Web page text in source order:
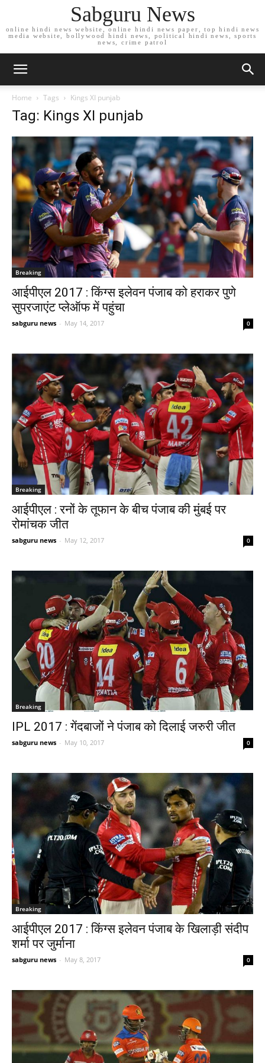
Sabguru News
online hindi news website, online hindi news paper, top hindi news
media website, bollywood hindi news, political hindi news, sports
news, crime patrol
Home Tags Kings XI punjab
Tag: Kings XI punjab
Breaking
आईपीएल 2017 : किंग्स इलेवन पंजाब को हराकर पुणे
सुपरजाएंट प्लेऑफ में पहुंचा
sabguru news - May 14, 2017 0
Breaking
आईपीएल : रनों के तूफान के बीच पंजाब की मुंबई पर
रोमांचक जीत
sabguru news - May 12, 2017 0
Breaking
IPL 2017 : गेंदबाजों ने पंजाब को दिलाई जरुरी जीत
sabguru news - May 10, 2017 0
Breaking
आईपीएल 2017 : किंग्स इलेवन पंजाब के खिलाड़ी संदीप
शर्मा पर जुर्माना
sabguru news - May 8, 2017 0